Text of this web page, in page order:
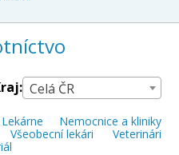
Celá ČR
Lekárne
Nemocnice a kliniky
Všeobecní lekári
Veterinári